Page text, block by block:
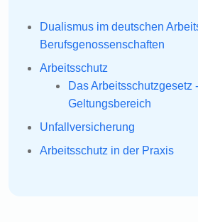
Dualismus im deutschen
Berufsgenossenschaften
Arbeitsschutz
Das Arbeitsschutzgesetz
Geltungsbereich
Unfallversicherung
Arbeitsschutz in der Praxis